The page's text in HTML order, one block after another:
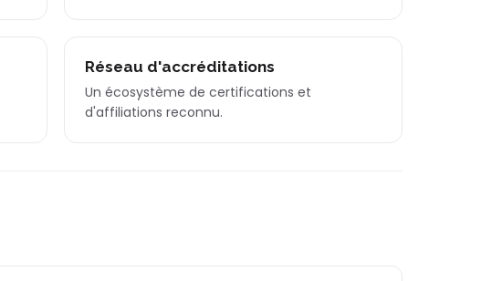
Réseau d'accréditations
Un écosystème de certifications et
d'affiliations reconnu.